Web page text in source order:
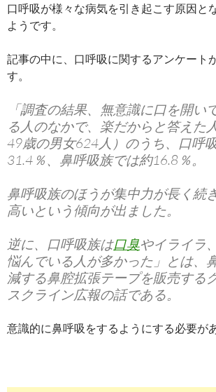
口呼吸が様々な病気を引き起こす原因と
ようです。
記事の中に、口呼吸に関するアンケート
す。
「調査の結果、無意識に口を開い
る人のなかで、楽だからと答えた
49歳の男女624人）のうち、口呼
31.4％、鼻呼吸族では約16.8％。
鼻呼吸族のほうが集中力が長く続
高いという傾向が出ました。
逆に、口呼吸族は口臭やイライラ
悩んでいる人が多かった」とは、
減する鼻腔拡張テープを販売する
スクライン広報の話である。
意識的に鼻呼吸をするようにする必要が